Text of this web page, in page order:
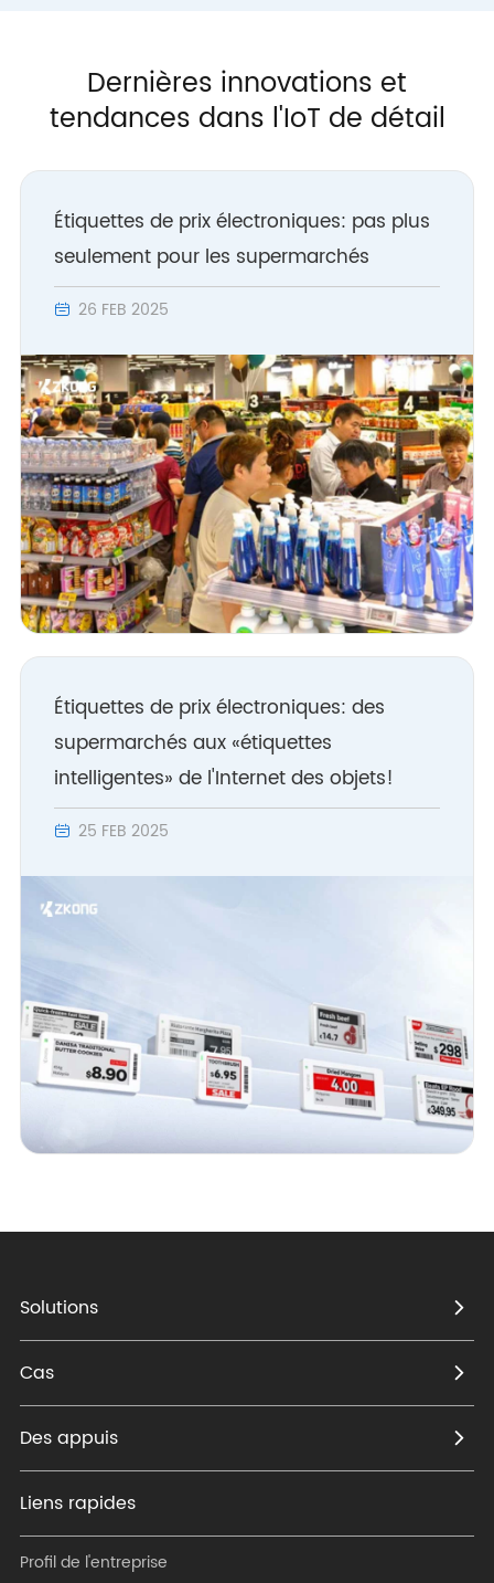
Dernières innovations et
tendances dans l'IoT de détail
Étiquettes de prix électroniques: pas plus
seulement pour les supermarchés
 26 FEB 2025
Étiquettes de prix électroniques: des
supermarchés aux «étiquettes
intelligentes» de l'Internet des objets!
 25 FEB 2025
Solutions
Cas
Des appuis
Liens rapides
Profil de l'entreprise